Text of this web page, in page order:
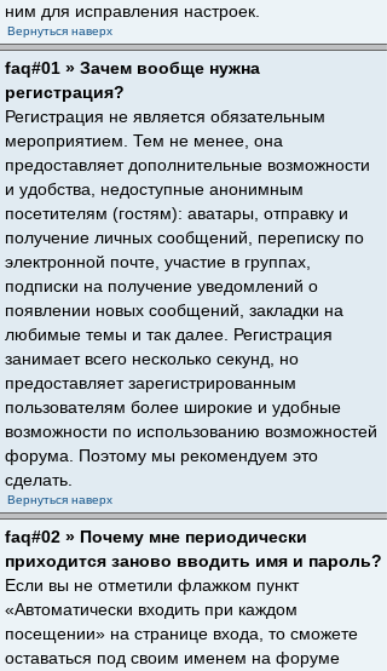
ним для исправления настроек.
Вернуться наверх
faq#01 » Зачем вообще нужна
регистрация?
Регистрация не является обязательным
мероприятием. Тем не менее, она
предоставляет дополнительные возможности
и удобства, недоступные анонимным
посетителям (гостям): аватары, отправку и
получение личных сообщений, переписку по
электронной почте, участие в группах,
подписки на получение уведомлений о
появлении новых сообщений, закладки на
любимые темы и так далее. Регистрация
занимает всего несколько секунд, но
предоставляет зарегистрированным
пользователям более широкие и удобные
возможности по использованию возможностей
форума. Поэтому мы рекомендуем это
сделать.
Вернуться наверх
faq#02 » Почему мне периодически
приходится заново вводить имя и пароль?
Если вы не отметили флажком пункт
«Автоматически входить при каждом
посещении» на странице входа, то сможете
оставаться под своим именем на форуме